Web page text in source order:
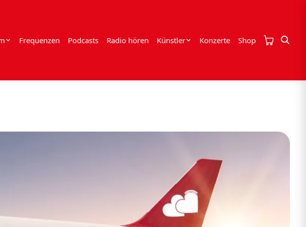
Frequenzen Podcasts Radio hören Künstler Konzerte Shop